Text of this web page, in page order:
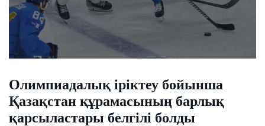
Олимпиадалық іріктеу бойынша
Қазақстан құрамасының барлық
қарсыластары белгілі болды